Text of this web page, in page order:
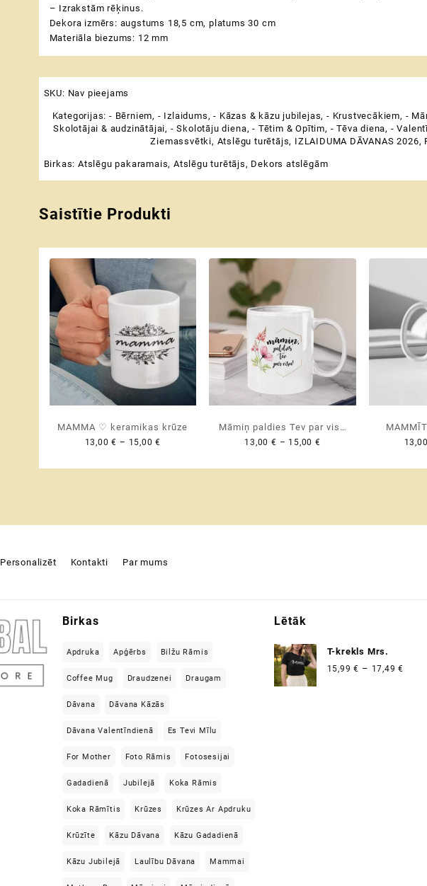
– Izrakstām rēķinus.
Dekora izmērs: augstums 18,5 cm, platums 30 cm
Materiāla biezums: 12 mm
SKU: Nav pieejams
Kategorijas: - Bērniem, - Izlaidums,- Kāzas & kāzu jubilejas,- Krustvecākiem, -
Skolotājai & audzinātājai, - Skolotāju diena,- Tētim & Opītim, - Tēva diena, -
Ziemassvētki, Atslēgu turētājs, IZLAIDUMA DĀVANAS 2026,
Birkas: Atslēgu pakaramais, Atslēgu turētājs, Dekors atslēgām
Saistītie Produkti
MAMMA ♡ keramikas krūze
13,00€ – 15,00€
13,00 €
Māmiņ paldies Tev par visu
♡ skaista dāvana
13,00 € – 15,00 €
13,00 €
Personalizēt Kontakti Par mums
Birkas
Apdruka Apģērbs Bilžu Rāmis
Coffee Mug Draudzenei Draugam
Dāvana Dāvana Kāzās
Dāvana Valentīndienā Es Tevi Mīlu
For Mother Foto Rāmis Fotosesijai
Gadadienā Jubilejā Koka Rāmis
Koka Rāmītis Krūzes Krūzes Ar Apdruku
Krūzīte Kāzu Dāvana Kāzu Gadadienā
Kāzu Jubilejā Laulību Dāvana Mammai
Lētāk
T-krekls Mrs.
15,99€ – 17,49€